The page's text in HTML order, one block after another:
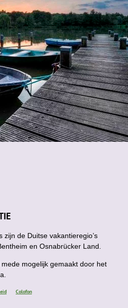
zijn de Duitse vakantieregio’s
en Osnabrücker Land.
mogelijk gemaakt door het
Colofon